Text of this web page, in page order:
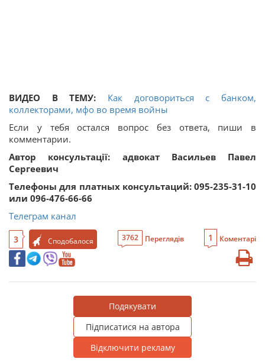
ВИДЕО В ТЕМУ: Как договориться с банком,
коллекторами, мфо во время войны
Если у тебя остался вопрос без ответа, пиши в
комментарии.
Автор консультації: адвокат Васильев Павел
Сергеевич
Телефоны для платных консультаций: 095-235-31-10
или 096-476-66-66
Телеграм канал
3 Сподобалося 3762 Переглядів 1 Коментарі
Подякувати
Підписатися на автора
Відключити рекламу